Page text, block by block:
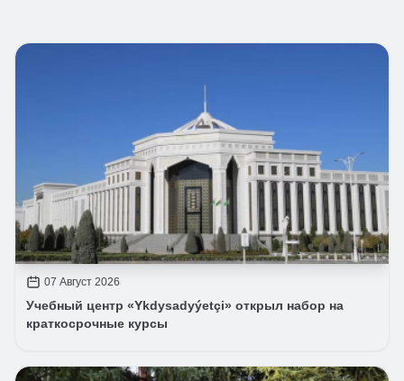
07 Август 2026
Учебный центр «Ykdysadyýetçi» открыл набор на
краткосрочные курсы